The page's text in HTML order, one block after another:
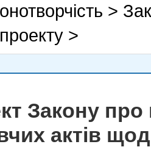
>
>
Закону про
актів